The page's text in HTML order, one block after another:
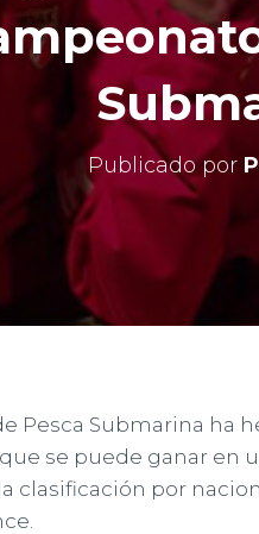
Publicado por
Pesca Submarina ha
se puede ganar en
clasificación por